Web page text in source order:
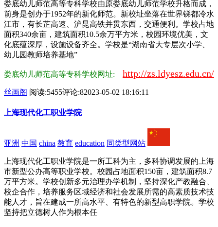
娄底幼儿师范高等专科学校由原娄底幼儿师范学校升格而成，
前身是创办于1952年的新化师范。新校址坐落在世界锑都冷水
江市，有长芷高速、沪昆高铁并贯东西，交通便利。学校占地
面积340余亩，建筑面积10.5余万平方米，校园环境优美，文
化底蕴深厚，设施设备齐全。学校是“湖南省大专层次小学、
幼儿园教师培养基地”
娄底幼儿师范高等专科学校网址: http://zs.ldyesz.edu.cn/
丝画阁 阅读:5455评论:82023-05-02 18:16:11
上海现代化工职业学院
亚洲 中国 china 教育 education 同类型网站
上海现代化工职业学院是一所工科为主，多科协调发展的上海
市新型公办高等职业学校。校园占地面积150亩，建筑面积8.7
万平方米。学校创新多元治理办学机制，坚持深化产教融合、
校企合作，培养服务区域经济和社会发展所需的高素质技术技
能人才，旨在建成一所高水平、有特色的新型高职学院。学校
坚持把立德树人作为根本任